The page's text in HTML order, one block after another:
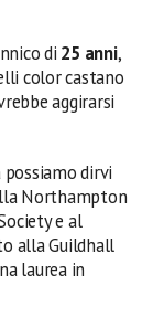
di 25 anni,
color castano
aggirarsi
dirvi
Northampton
e al
alla Guildhall
laurea in